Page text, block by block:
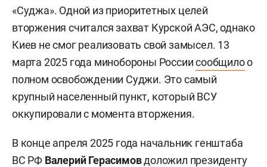
«Суджа». Одной из приоритетных целей
вторжения считался захват Курской АЭС, однако
Киев не смог реализовать свой замысел. 13
марта 2025 года минобороны Россиисообщилоо
полном освобождении Суджи. Это самый
крупный населенный пункт, который ВСУ
оккупировали с момента вторжения.
В конце апреля 2025 года начальник генштаба
ВС РФ Валерий Герасимовдоложил президенту